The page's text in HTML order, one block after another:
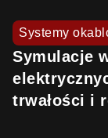
Systemy
Symulacje
trwałości i